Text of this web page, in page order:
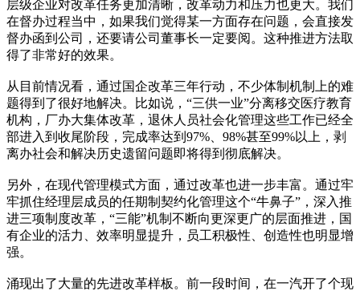
层级企业对改革任务更加清晰，改革动力和压力也更大。我们
在督办过程当中，如果我们觉得某一方面存在问题，会直接发
督办函到公司，还要请公司董事长一定要阅。这种推进方法取
得了非常好的效果。
从目前情况看，通过国企改革三年行动，不少体制机制上的难
题得到了很好地解决。比如说，“三供一业”分离移交医疗教育
机构，厂办大集体改革，退休人员社会化管理这些工作已经全
部进入到收尾阶段，完成率达到97%、98%甚至99%以上，剥
离办社会和解决历史遗留问题即将得到彻底解决。
另外，在现代管理模式方面，通过改革也进一步丰富。通过牢
牢抓住经理层成员的任期制契约化管理这个“牛鼻子”，深入推
进三项制度改革，“三能”机制不断向更深更广的层面推进，国
有企业的活力、效率明显提升，员工积极性、创造性也明显增
强。
涌现出了大量的先进改革样板。前一段时间，在一汽开了个现